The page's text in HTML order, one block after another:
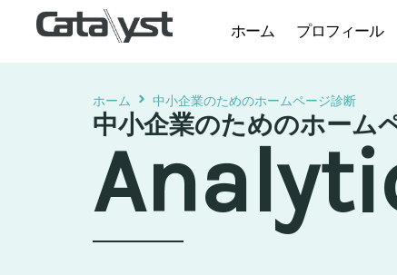
ホーム プロフィール
ホーム 中小企業のためのホームページ診断
中小企業のためのホーム